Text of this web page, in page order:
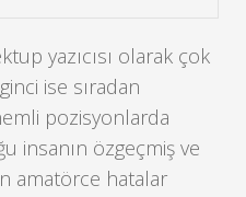
yazıcısı olarak çok
ise sıradan
pozisyonlarda
insanın özgeçmiş ve
amatörce hatalar